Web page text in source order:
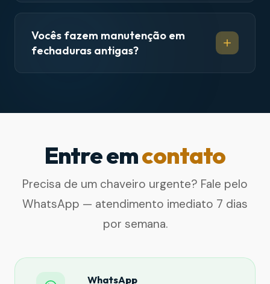
Vocês fazem manutenção em
fechaduras antigas?
Entre emcontato
Precisa de um chaveiro urgente? Fale pelo
WhatsApp — atendimento imediato 7 dias
por semana.
WhatsApp